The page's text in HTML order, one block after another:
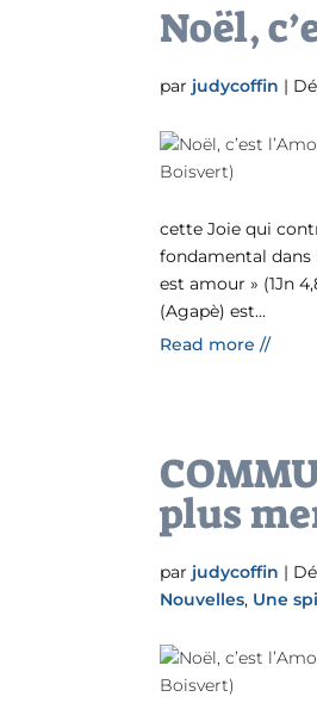
Noël,
par judycoffin |
cette Joie qui
fondamental dans
est amour » (1Jn
(Agapè) est...
Read more //
plus
par judycoffin |
Nouvelles, Une